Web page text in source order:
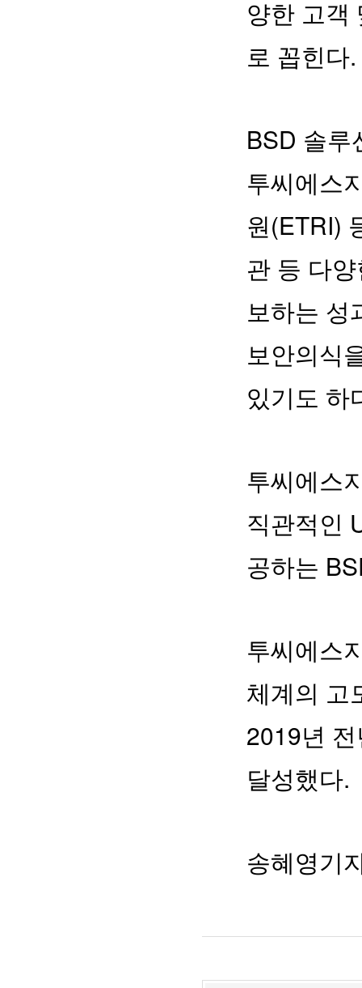
양한 고객
로 꼽힌다.
BSD 솔루
투씨에스
원(ETRI)
관 등 다
보하는 성
보안의식
있기도 하
투씨에스
직관적인
공하는
투씨에스
체계의 고
2019년
달성했다.
송혜영기